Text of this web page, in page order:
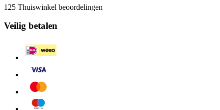
125 Thuiswinkel beoordelingen
Veilig betalen